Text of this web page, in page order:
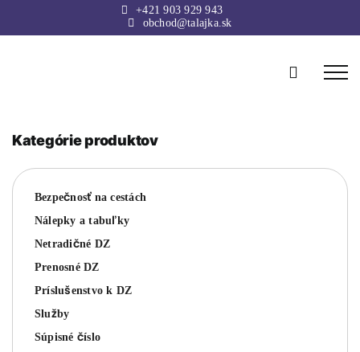
content
+421 903 929 943
obchod@talajka.sk
Kategórie produktov
Bezpečnosť na cestách
Nálepky a tabuľky
Netradičné DZ
Prenosné DZ
Príslušenstvo k DZ
Služby
Súpisné číslo